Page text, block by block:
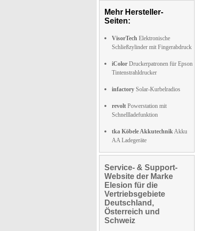
Mehr Hersteller-
Seiten:
VisorTech Elektronische
Schließzylinder mit Fingerabdruck
iColor Druckerpatronen für Epson
Tintenstrahldrucker
infactory Solar-Kurbelradios
revolt Powerstation mit
Schnellladefunktion
tka Köbele AkkutechnikAkku
AA Ladegeräte
Service- & Support-
Website der Marke
Elesion für die
Vertriebsgebiete
Deutschland,
Österreich und
Schweiz